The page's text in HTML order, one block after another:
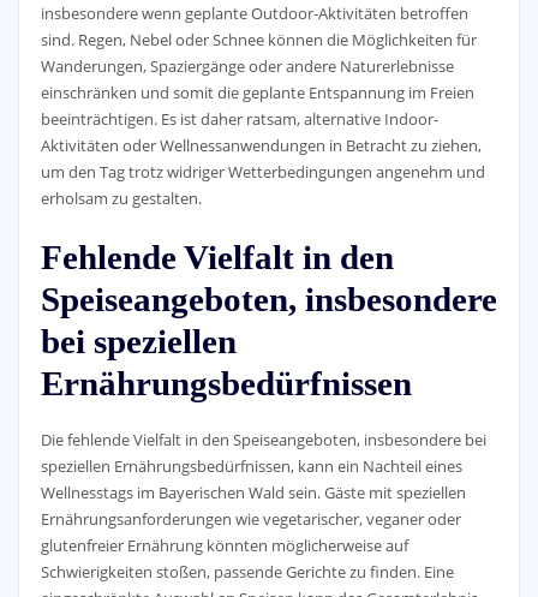
insbesondere wenn geplante Outdoor-Aktivitäten betroffen
sind. Regen, Nebel oder Schnee können die Möglichkeiten für
Wanderungen, Spaziergänge oder andere Naturerlebnisse
einschränken und somit die geplante Entspannung im Freien
beeinträchtigen. Es ist daher ratsam, alternative Indoor-
Aktivitäten oder Wellnessanwendungen in Betracht zu ziehen,
um den Tag trotz widriger Wetterbedingungen angenehm und
erholsam zu gestalten.
Fehlende Vielfalt in den
Speiseangeboten, insbesondere
bei speziellen
Ernährungsbedürfnissen
Die fehlende Vielfalt in den Speiseangeboten, insbesondere bei
speziellen Ernährungsbedürfnissen, kann ein Nachteil eines
Wellnesstags im Bayerischen Wald sein. Gäste mit speziellen
Ernährungsanforderungen wie vegetarischer, veganer oder
glutenfreier Ernährung könnten möglicherweise auf
Schwierigkeiten stoßen, passende Gerichte zu finden. Eine